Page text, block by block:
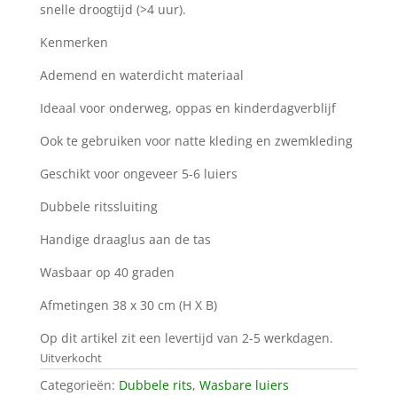
snelle droogtijd (>4 uur).
Kenmerken
Ademend en waterdicht materiaal
Ideaal voor onderweg, oppas en kinderdagverblijf
Ook te gebruiken voor natte kleding en zwemkleding
Geschikt voor ongeveer 5-6 luiers
Dubbele ritssluiting
Handige draaglus aan de tas
Wasbaar op 40 graden
Afmetingen 38 x 30 cm (H X B)
Op dit artikel zit een levertijd van 2-5 werkdagen.
Uitverkocht
Categorieën: Dubbele rits, Wasbare luiers